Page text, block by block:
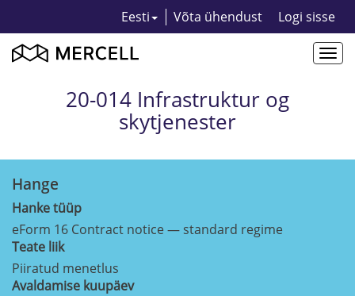
Eesti Võta ühendust Logi sisse
20-014 Infrastruktur og
skytjenester
Hange
Hanke tüüp
eForm 16 Contract notice — standard regime
Teate liik
Piiratud menetlus
Avaldamise kuupäev